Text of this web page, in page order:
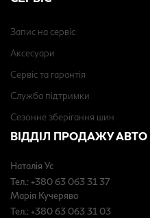
Запис на сервіс
Аксесуари
Сервіс та гарантія
Служба підтримки
Сезонне зберігання шин
ВІДДІЛ ПРОДАЖУ АВТО
Наталія Ус
Тел.: +380 63 063 31 37
Марія Кучерява
Тел.: +380 63 063 31 03